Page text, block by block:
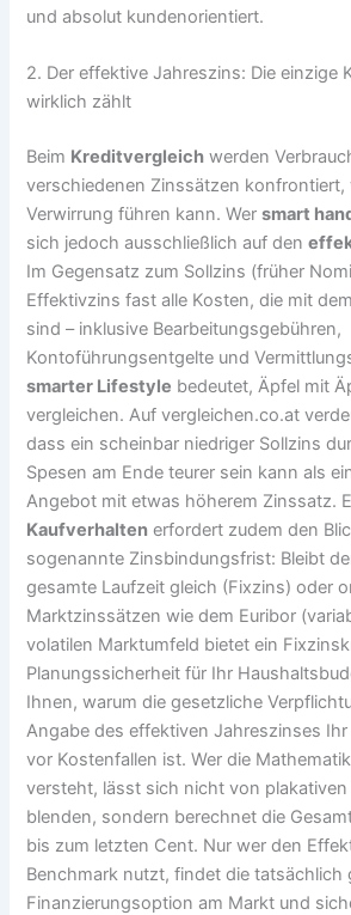
und absolut kundenorientiert.
2. Der effektive Jahreszins: Die einzige
wirklich zählt
Beim Kreditvergleich werden
verschiedenen Zinssätzen konfrontiert,
Verwirrung führen kann. Wersmart
sich jedoch ausschließlich auf den
Im Gegensatz zum Sollzins (früher
Effektivzins fast alle Kosten, die mit dem
sind – inklusive Bearbeitungsgebühren,
Kontoführungsentgelte und
smarter Lifestyle bedeutet, Äpfel mit
vergleichen. Auf vergleichen.co.at
dass ein scheinbar niedriger Sollzins
Spesen am Ende teurer sein kann als
Angebot mit etwas höherem Zinssatz.
Kaufverhalten erfordert zudem den
sogenannte Zinsbindungsfrist: Bleibt
gesamte Laufzeit gleich (Fixzins) oder
Marktzinssätzen wie dem Euribor
volatilen Marktumfeld bietet ein
Planungssicherheit für Ihr
Ihnen, warum die gesetzliche
Angabe des effektiven Jahreszinses
vor Kostenfallen ist. Wer die
versteht, lässt sich nicht von plakativen
blenden, sondern berechnet die
bis zum letzten Cent. Nur wer den
Benchmark nutzt, findet die tatsächlich
Finanzierungsoption am Markt und